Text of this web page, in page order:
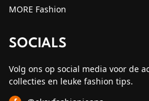
MORE Fashion
SOCIALS
Volg ons op social media voor de
collecties en leuke fashion tips.